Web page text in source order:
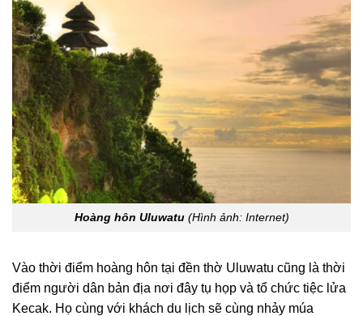
Hoàng hôn Uluwatu(Hình ảnh: Internet)
Vào thời điểm hoàng hôn tại đền thờ Uluwatu cũng là thời
điểm người dân bản địa nơi đây tụ họp và tổ chức tiệc lửa
Kecak. Họ cùng với khách du lịch sẽ cùng nhảy múa